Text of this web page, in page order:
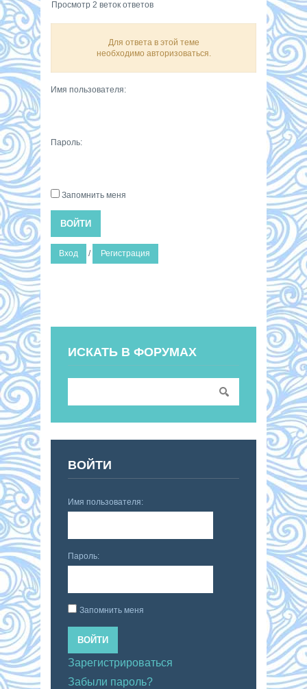
Просмотр 2 веток ответов
Для ответа в этой теме
необходимо авторизоваться.
Имя пользователя:
Пароль:
Запомнить меня
ВОЙТИ
Вход / Регистрация
ИСКАТЬ В ФОРУМАХ
ВОЙТИ
Имя пользователя:
Пароль:
Запомнить меня
ВОЙТИ
Зарегистрироваться
Забыли пароль?